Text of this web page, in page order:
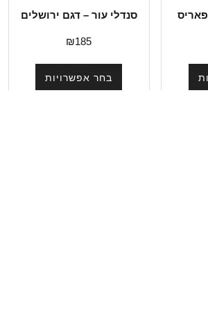
סנדלי עור – דגם ירושלים
₪185
בחר אפשרויות